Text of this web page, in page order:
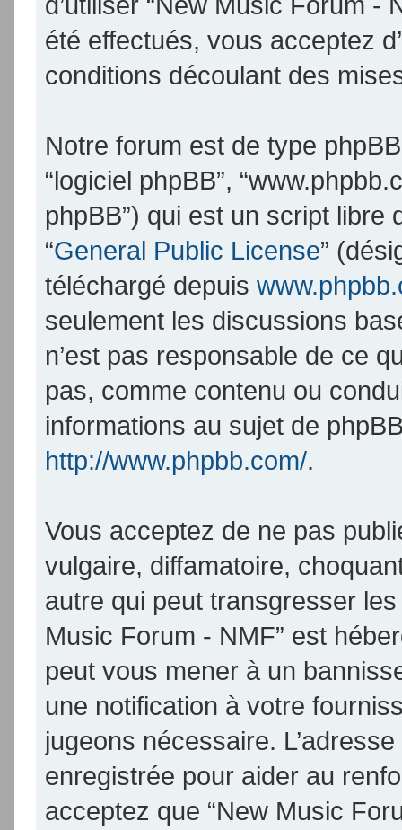
été effectués, vous acceptez
conditions découlant des
Notre forum est de type phpBB
“logiciel phpBB”,
phpBB”) qui est un script
“General Public License”
téléchargé depuis
seulement les discussions
n’est pas responsable de ce
pas, comme contenu ou
informations au sujet de
http://www.phpbb.com/.
Vous acceptez de ne pas
vulgaire, diffamatoire,
autre qui peut transgresser
Music Forum - NMF” est
peut vous mener à un
une notification à votre
jugeons nécessaire.
enregistrée pour aider au
acceptez que “New Music